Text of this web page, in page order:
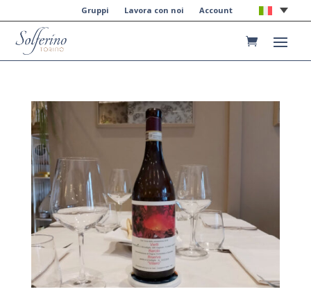
Gruppi Lavora con noi Account